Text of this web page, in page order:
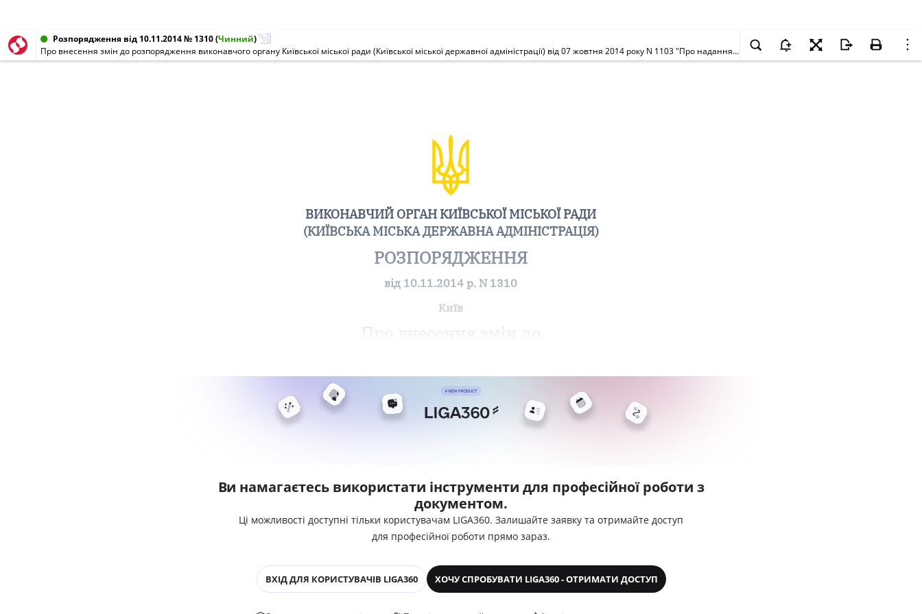
Розпорядження від 10.11.2014 № 1310(Чинний)
Про внесення змін до розпорядження виконавчого органу Київської міської ради (Київської міської державної адміністрації) від 07 жовтня 2014 року N 1103 "Про надання дозволів на право користування пільгами з оподаткування підприємствам та організаціям громадських організацій інвалідів"
ВИКОНАВЧИЙ ОРГАН КИЇВСЬКОЇ МІСЬКОЇ РАДИ
(КИЇВСЬКА МІСЬКА ДЕРЖАВНА АДМІНІСТРАЦІЯ)
РОЗПОРЯДЖЕННЯ
від 10.11.2014 р. N 1310
Київ
Ви намагаєтесь використати інструменти для професійної роботи з
документом.
Ці можливості доступні тільки користувачам LIGA360. Залишайте заявку та отримайте доступ
для професійної роботи прямо зараз.
ВХІД ДЛЯ КОРИСТУВАЧІВ LIGA360 ХОЧУ СПРОБУВАТИ LIGA360 - ОТРИМАТИ ДОСТУП